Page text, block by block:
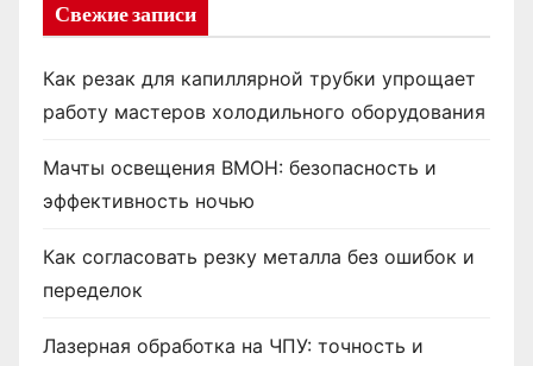
Свежие записи
Как резак для капиллярной трубки упрощает
работу мастеров холодильного оборудования
Мачты освещения ВМОН: безопасность и
эффективность ночью
Как согласовать резку металла без ошибок и
переделок
Лазерная обработка на ЧПУ: точность и